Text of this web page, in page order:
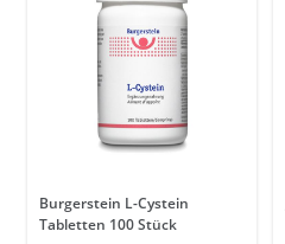
Burgerstein L-Cystein
Tabletten 100 Stück